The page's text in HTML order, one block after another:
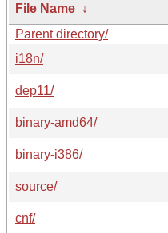
File Name ↓
Parent directory/
i18n/
dep11/
binary-amd64/
binary-i386/
source/
cnf/